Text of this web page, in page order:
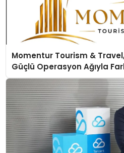
Momentur Tourism &
Güçlü Operasyon Ağıyla